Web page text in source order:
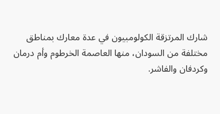
شارك المرتزقة الكولومبيون في عدة معارك بمناطق
مختلفة من السودان، منها العاصمة الخرطوم وأم درمان
وكردفان والفاشر.